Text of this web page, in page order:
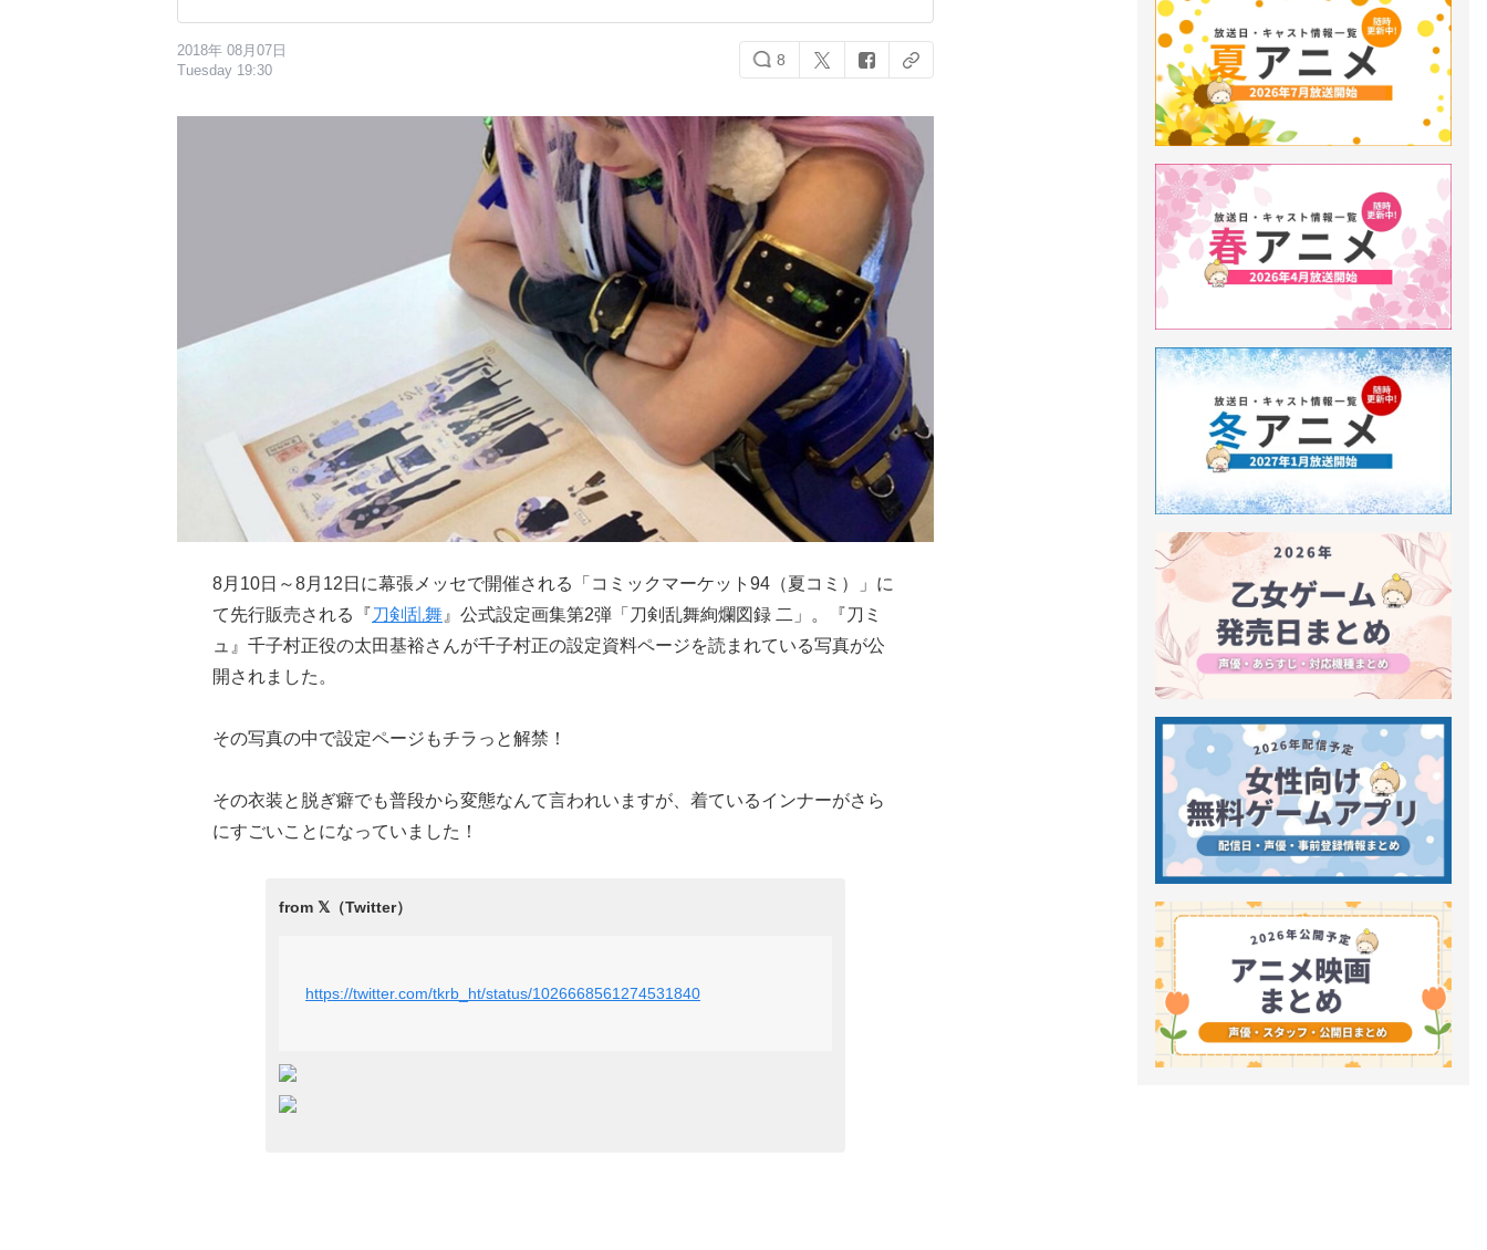
2018年 08月07日
Tuesday 19:30
8
8月10日～8月12日に幕張メッセで開催される「コミックマーケット94（夏コミ）」に
て先行販売される『刀剣乱舞 』公式設定画集第2弾「刀剣乱舞絢爛図録 二」。『刀ミ
ュ』千子村正役の太田基裕さんが千子村正の設定資料ページを読まれている写真が公
開されました。
その写真の中で設定ページもチラっと解禁！
その衣装と脱ぎ癖でも普段から変態なんて言われいますが、着ているインナーがさら
にすごいことになっていました！
https://twitter.com/tkrb_ht/status/1026668561274531840